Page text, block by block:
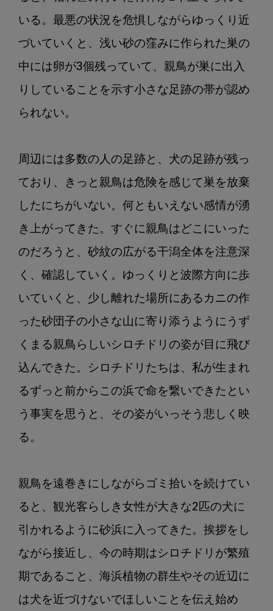
いる。最悪の状況を危惧しながらゆっくり近
づいていくと、浅い砂の窪みに作られた巣の
中には卵が3個残っていて、親鳥が巣に出入
りしていることを示す小さな足跡の帯が認め
られない。
周辺には多数の人の足跡と、犬の足跡が残っ
ており、きっと親鳥は危険を感じて巣を放棄
したにちがいない。何ともいえない感情が湧
き上がってきた。すぐに親鳥はどこにいった
のだろうと、砂紋の広がる干潟全体を注意深
く、確認していく。ゆっくりと波際方向に歩
いていくと、少し離れた場所にあるカニの作
った砂団子の小さな山に寄り添うようにうず
くまる親鳥らしいシロチドリの姿が目に飛び
込んできた。シロチドリたちは、私が生まれ
るずっと前からこの浜で命を繋いできたとい
う事実を思うと、その姿がいっそう悲しく映
る。
親鳥を遠巻きにしながらゴミ拾いを続けてい
ると、観光客らしき女性が大きな2匹の犬に
引かれるように砂浜に入ってきた。挨拶をし
ながら接近し、今の時期はシロチドリが繁殖
期であること、海浜植物の群生やその近辺に
は犬を近づけないでほしいことを伝え始め